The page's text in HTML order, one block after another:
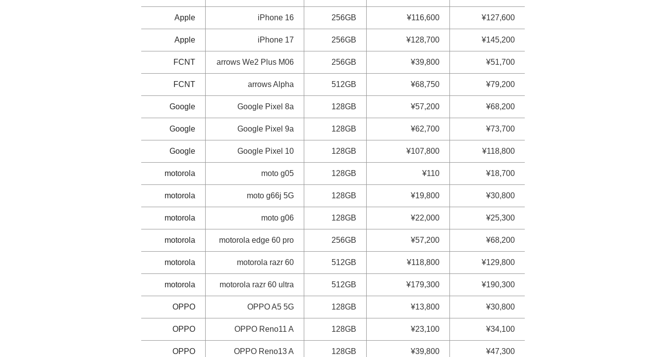
Apple iPhone 16 256GB ¥116,600 ¥127,600
Apple iPhone 17 256GB ¥128,700 ¥145,200
FCNT arrows We2 Plus M06 256GB ¥39,800 ¥51,700
FCNT arrows Alpha 512GB ¥68,750 ¥79,200
Google Google Pixel 8a 128GB ¥57,200 ¥68,200
Google Google Pixel 9a 128GB ¥62,700 ¥73,700
Google Google Pixel 10 128GB ¥107,800 ¥118,800
motorola moto g05 128GB ¥110 ¥18,700
motorola moto g66j 5G 128GB ¥19,800 ¥30,800
motorola moto g06 128GB ¥22,000 ¥25,300
motorola motorola edge 60 pro 256GB ¥57,200 ¥68,200
motorola motorola razr 60 512GB ¥118,800 ¥129,800
motorola motorola razr 60 ultra 512GB ¥179,300 ¥190,300
OPPO OPPO A5 5G 128GB ¥13,800 ¥30,800
OPPO OPPO Reno11 A 128GB ¥23,100 ¥34,100
OPPO OPPO Reno13 A 128GB ¥39,800 ¥47,300